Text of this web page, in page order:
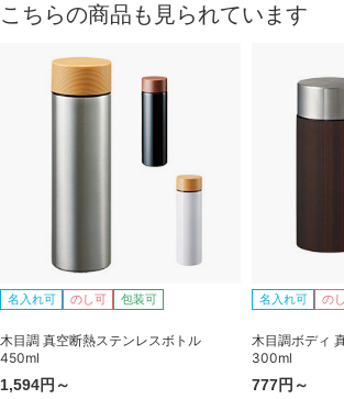
こちらの商品も見られています
名入れ可 のし可 包装可
木目調 真空断熱ステンレスボトル
450ml
1,594円～
名入れ可 の
木目調ボディ
300ml
777円～